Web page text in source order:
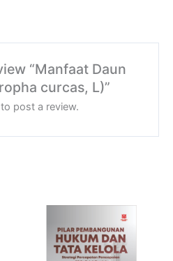
“Manfaat Daun
curcas, L)”
to post a review.